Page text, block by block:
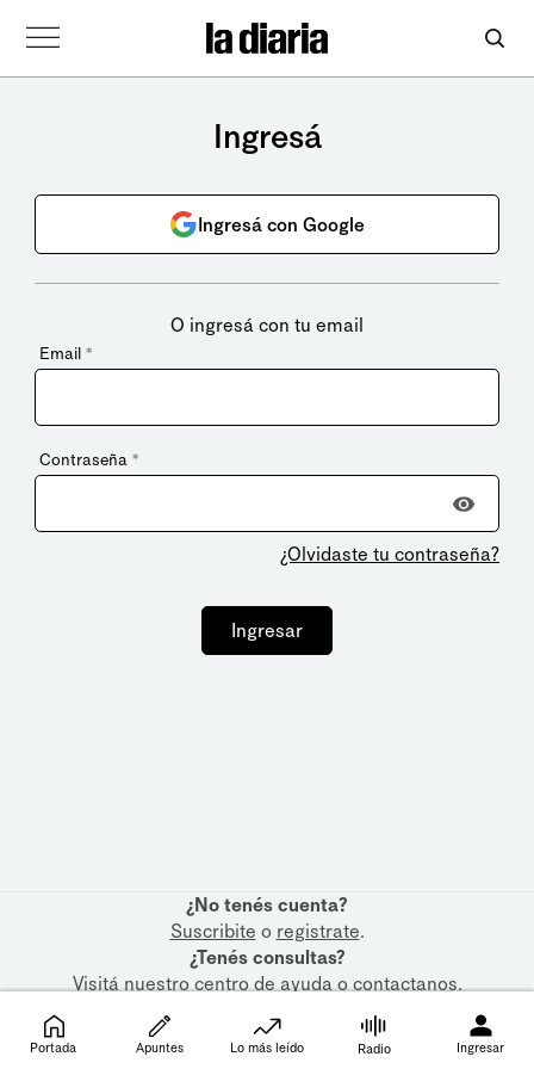
Ingresá
Ingresá con Google
O ingresá con tu email
Email *
Contraseña *
¿Olvidaste tu contraseña?
Ingresar
¿No tenés cuenta?
Suscribite o registrate.
¿Tenés consultas?
Visitá nuestrocentro de ayudaocontactanos.
Portada Apuntes Lo más leído Radio Ingresar